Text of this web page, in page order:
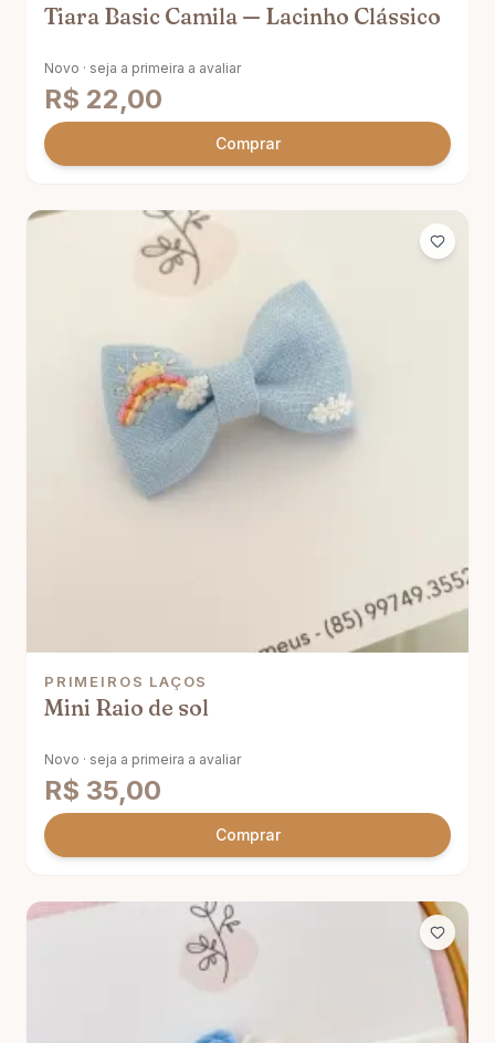
Tiara Basic Camila — Lacinho Clássico
Novo · seja a primeira a avaliar
R$ 22,00
Comprar
PRIMEIROS LAÇOS
Mini Raio de sol
Novo · seja a primeira a avaliar
R$ 35,00
Comprar